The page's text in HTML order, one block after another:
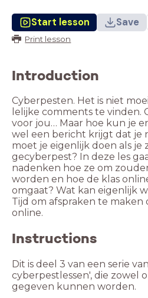
Start lesson Save
Print lesson
Introduction
Cyberpesten. Het is niet
lelijke comments te vinden.
voor jou… Maar hoe kun je
wel een bericht krijgt dat je
moet je eigenlijk doen als je
gecyberpest? In deze les
nadenken hoe ze om
worden en hoe de klas
omgaat? Wat kan eigenlijk
Tijd om afspraken te maken
online.
Instructions
Dit is deel 3 van een serie
cyberpestlessen', die zowel
gegeven kunnen worden.